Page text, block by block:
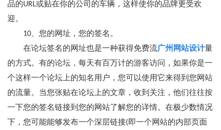
品的URL或贴在你的公司的车辆，这样使你的品牌更受欢
迎。
10、您的网址，您的签名。
在论坛签名的网址也是一种获得免费流广州网站设计量
的方式。有的论坛，每天有百万计的游客访问，如果你是一
个这样一个论坛上的知名用户，您可以使用它来得到您网站
的流量。当您张贴在论坛上的文章，收到关注，他们往往按
一下您的签名链接到您的网站了解您的详情。在极少数情况
下，您可能能够发布一个深层链接(即一个网站的内部页面